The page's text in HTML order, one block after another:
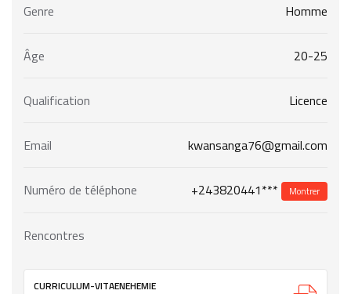
Genre Homme
Âge 20-25
Qualification Licence
Email kwansanga76@gmail.com
Numéro de téléphone +243820441*** Montrer
Rencontres
CURRICULUM-VITAENEHEMIE